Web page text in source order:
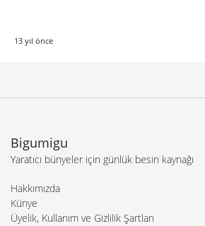
13 yıl önce
Bigumigu
Yaratıcı bünyeler için günlük besin kaynağı
Hakkımızda
Künye
Üyelik, Kullanım ve Gizlilik Şartları